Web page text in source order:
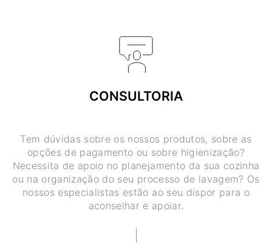
CONSULTORIA
Tem dúvidas sobre os nossos produtos, sobre as
opções de pagamento ou sobre higienização?
Necessita de apoio no planejamento da sua cozinha
ou na organização do seu processo de lavagem? Os
nossos especialistas estão ao seu dispor para o
aconselhar e apoiar.